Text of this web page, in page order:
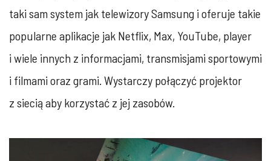
taki sam system jak telewizory ‎Samsung i oferuje takie
popularne aplikacje jak Netflix, Max, YouTube, player
i wiele innych z ‎informacjami, transmisjami sportowymi
i filmami oraz grami. Wystarczy połączyć projektor
z ‎siecią aby korzystać z jej zasobów. ‎